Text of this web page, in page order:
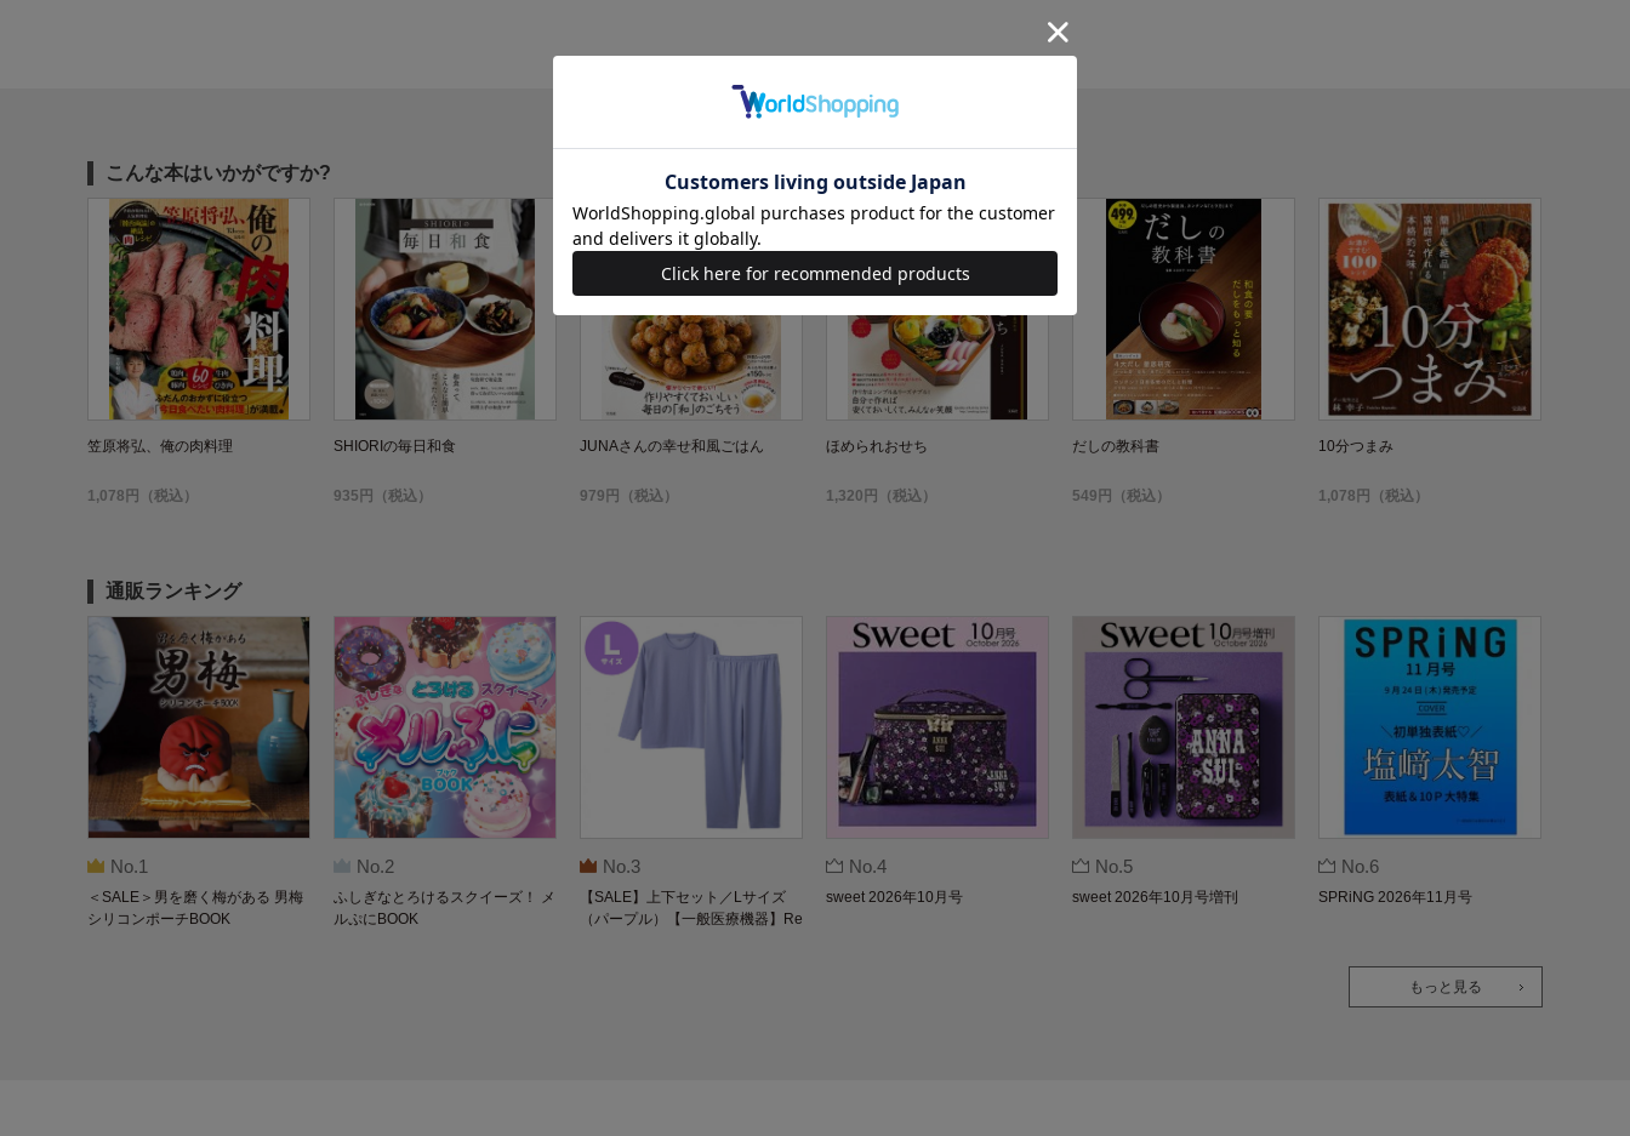
こんな本はいかがですか?
笠原将弘、俺の肉料理
1,078円（税込）
SHIORIの毎日和食
935円（税込）
JUNAさんの幸せ和風ごはん
979円（税込）
ほめられおせち
1,320円（税込）
だしの教科書
549円（税込）
10分つまみ
1,078円（税込）
通販ランキング
No.1
＜SALE＞男を磨く梅がある 男梅
シリコンポーチBOOK
No.2
ふしぎなとろけるスクイーズ！ メ
ルぷにBOOK
No.3
【SALE】上下セット／Lサイズ
（パープル）【一般医療機器】Re
No.4
sweet 2026年10月号
No.5
sweet 2026年10月号増刊
No.6
SPRiNG 2026年11月号
もっと見る